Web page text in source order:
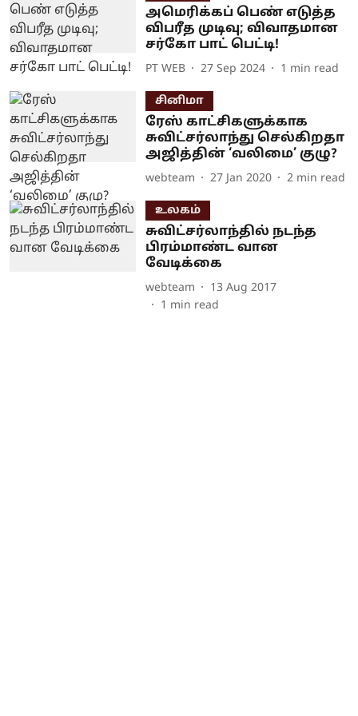
அமெரிக்கப் பெண் எடுத்த
விபரீத முடிவு; விவாதமான
சர்கோ பாட் பெட்டி!
PT WEB 27 Sep 2024 1 min read
சினிமா
ரேஸ் காட்சிகளுக்காக
சுவிட்சர்லாந்து செல்கிறதா
அஜித்தின் ‘வலிமை’ குழு?
webteam 27 Jan 2020 2 min read
உலகம்
சுவிட்சர்‌லாந்தில் நடந்த
பிரம்மாண்ட வான
வேடிக்கை
webteam
13 Aug 2017
1 min read